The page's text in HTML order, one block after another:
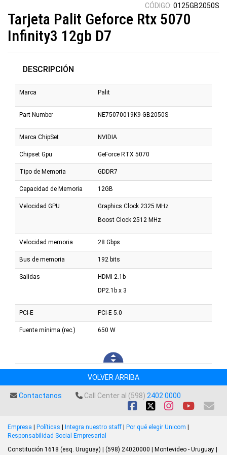
CÓDIGO: 0125GB2050S
Tarjeta Palit Geforce Rtx 5070
Infinity3 12gb D7
DESCRIPCIÓN
Marca Palit
Part Number NE75070019K9-GB2050S
Marca ChipSet NVIDIA
Chipset Gpu GeForce RTX 5070
Tipo de Memoria GDDR7
Capacidad de Memoria 12GB
Velocidad GPU
Graphics Clock 2325 MHz
Boost Clock 2512 MHz
Velocidad memoria 28 Gbps
Bus de memoria 192 bits
Salidas
HDMI 2.1b
DP2.1b x 3
PCI-E PCI-E 5.0
Fuente mínima (rec.) 650 W
VOLVER ARRIBA
Contactanos Call Center al (598) 2402 0000
Empresa Políticas Integra nuestro staff Por qué elegir Unicom
Responsabilidad Social Empresarial
Constitución 1618 (esq. Uruguay) | (598) 24020000 | Montevideo - Uruguay |